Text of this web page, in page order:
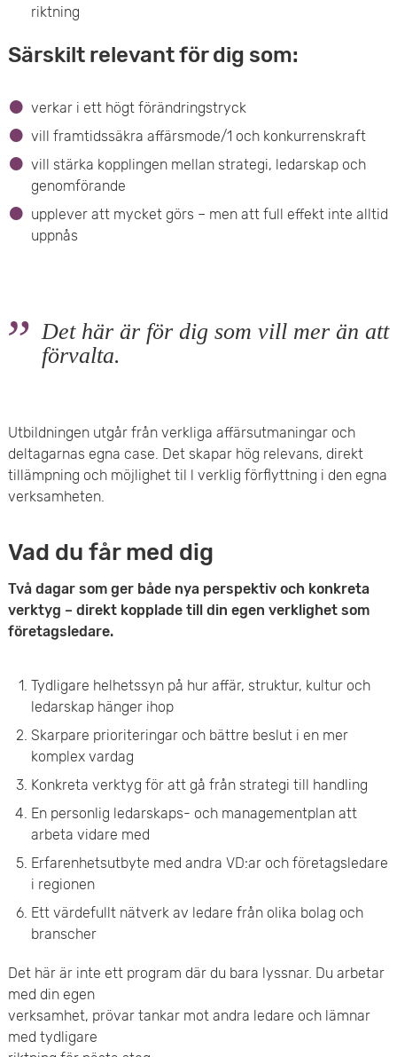
riktning
Särskilt relevant för dig som:
verkar i ett högt förändringstryck
vill framtidssäkra affärsmode/1 och konkurrenskraft
vill stärka kopplingen mellan strategi, ledarskap och
genomförande
upplever att mycket görs – men att full effekt inte alltid
uppnås
Det här är för dig som vill mer än att
förvalta.
Utbildningen utgår från verkliga affärsutmaningar och
deltagarnas egna case. Det skapar hög relevans, direkt
tillämpning och möjlighet til l verklig förflyttning i den egna
verksamheten.
Vad du får med dig
Två dagar som ger både nya perspektiv och konkreta
verktyg – direkt kopplade till din egen verklighet som
företagsledare.
Tydligare helhetssyn på hur affär, struktur, kultur och
ledarskap hänger ihop
Skarpare prioriteringar och bättre beslut i en mer
komplex vardag
Konkreta verktyg för att gå från strategi till handling
En personlig ledarskaps- och managementplan att
arbeta vidare med
Erfarenhetsutbyte med andra VD:ar och företagsledare
i regionen
Ett värdefullt nätverk av ledare från olika bolag och
branscher
Det här är inte ett program där du bara lyssnar. Du arbetar
med din egen
verksamhet, prövar tankar mot andra ledare och lämnar
med tydligare